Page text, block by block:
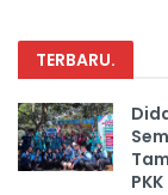
TERBARU.
PKK